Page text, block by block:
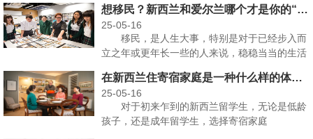
想移民？新西兰和爱尔兰哪个才是你的“理想家园”？
25-05-16
移民，是人生大事，特别是对于已经步入而
立之年或更年长一些的人来说，稳稳当当的生活
在新西兰住寄宿家庭是一种什么样的体验？一文了解真实的Homestay！
25-05-16
对于初来乍到的新西兰留学生，无论是低龄
孩子，还是成年留学生，选择寄宿家庭